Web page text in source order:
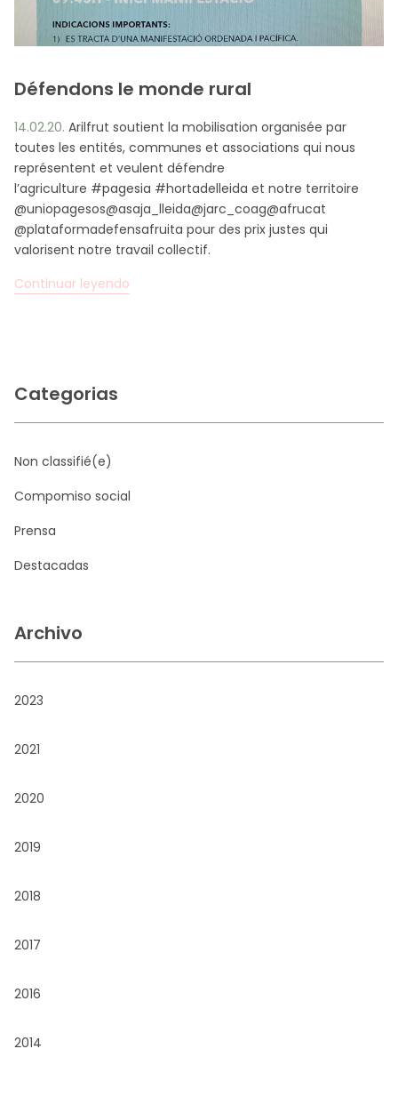
Défendons le monde rural
14.02.20. Arilfrut soutient la mobilisation organisée par
toutes les entités, communes et associations qui nous
représentent et veulent défendre
l’agriculture #pagesia #hortadelleida et notre territoire
@uniopagesos@asaja_lleida@jarc_coag@afrucat
@plataformadefensafruita pour des prix justes qui
valorisent notre travail collectif.
Continuar leyendo
Categorias
Non classifié(e)
Compomiso social
Prensa
Destacadas
Archivo
2023
2021
2020
2019
2018
2017
2016
2014